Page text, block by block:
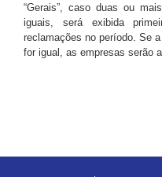
“Gerais”, caso duas ou
iguais, será exibida
reclamações no período. Se
for igual, as empresas serão